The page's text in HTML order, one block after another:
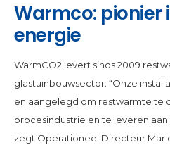
Warmco: pionier
energie
WarmCO2 levert sinds 2009
glastuinbouwsector. “Onze
en aangelegd om restwarmte te
procesindustrie en te leveren
zegt Operationeel Directeur